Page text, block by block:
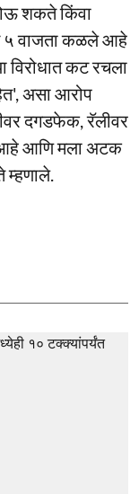
शकते किंवा
५ वाजता कळले आहे
विरोधात कट रचला
असा आरोप
दगडफेक, रॅलीवर
आहे आणि मला अटक